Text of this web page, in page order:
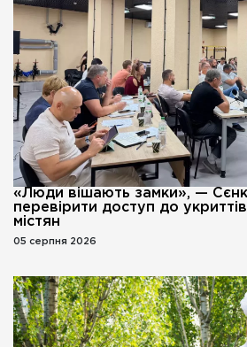
«Люди вішають замки», —
перевірити доступ до укриттів
містян
05 серпня 2026